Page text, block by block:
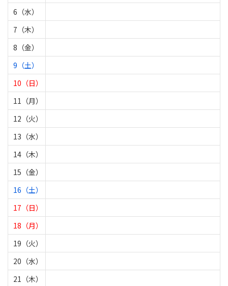
6（水）
7（木）
8（金）
9（土）
10（日）
11（月）
12（火）
13（水）
14（木）
15（金）
16（土）
17（日）
18（月）
19（火）
20（水）
21（木）